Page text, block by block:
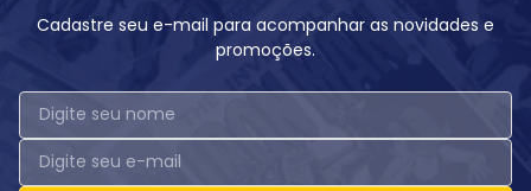
Cadastre seu e-mail para acompanhar as novidades e
promoções.